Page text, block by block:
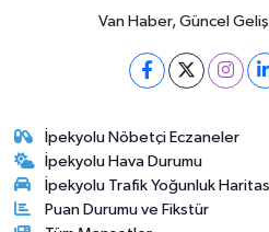
Van Haber, Güncel
İpekyolu Nöbetçi Eczaneler
İpekyolu Hava Durumu
İpekyolu Trafik Yoğunluk
Puan Durumu ve Fikstür